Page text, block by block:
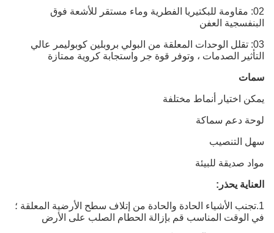
02: مقاومة للبكتيريا الفطرية وماء مستقر للأشعة فوق
البنفسجية العفن
03: تقلل الوحدات المعلقة من البولي بروبلين كوبوليمر عالي
التأثير الصدمات ، وتوفر قوة جر واستجابة كروية ممتازة
سمات
يمكن اختيار أنماط مختلفة
لوحة دعم سماكة
سهل التنصيب
مواد صديقة للبيئة
العناية يحذر:
1.تجنب الأشياء الحادة والحادة من إتلاف سطح الأرضية المعلقة ؛
في الوقت المناسب قم بإزالة الحطام الصلب على الأرض